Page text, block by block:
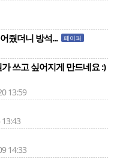
줬더니 방석... 페이퍼
쓰고 싶어지게 만드네요 :)
13:59
14:33